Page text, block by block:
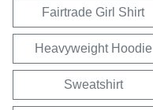
Fairtrade Girl Shirt
Heavyweight Hoodie
Sweatshirt